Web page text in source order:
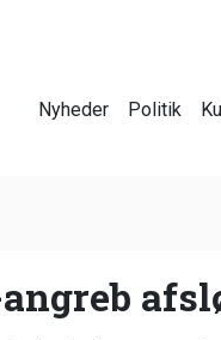
Nyheder Politik